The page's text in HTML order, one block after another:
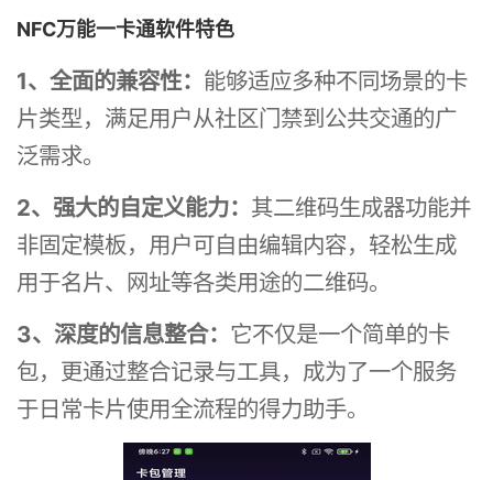
NFC万能一卡通软件特色
1、全面的兼容性： 能够适应多种不同场景的卡
片类型，满足用户从社区门禁到公共交通的广
泛需求。
2、强大的自定义能力： 其二维码生成器功能并
非固定模板，用户可自由编辑内容，轻松生成
用于名片、网址等各类用途的二维码。
3、深度的信息整合： 它不仅是一个简单的卡
包，更通过整合记录与工具，成为了一个服务
于日常卡片使用全流程的得力助手。